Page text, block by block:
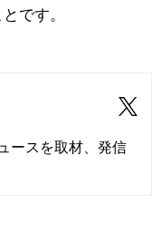
です。
ースを取材、発信